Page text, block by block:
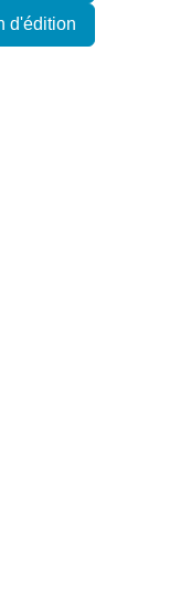
d'édition